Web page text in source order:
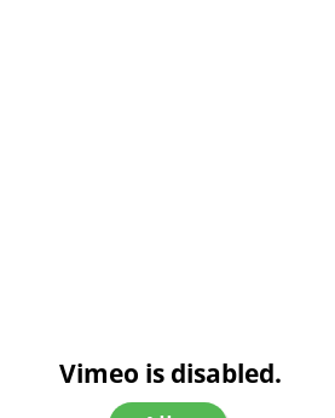
Vimeo is disabled.